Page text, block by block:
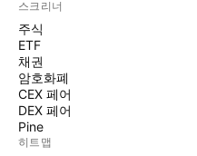
스크리너
주식
ETF
채권
암호화폐
CEX 페어
DEX 페어
Pine
히트맵